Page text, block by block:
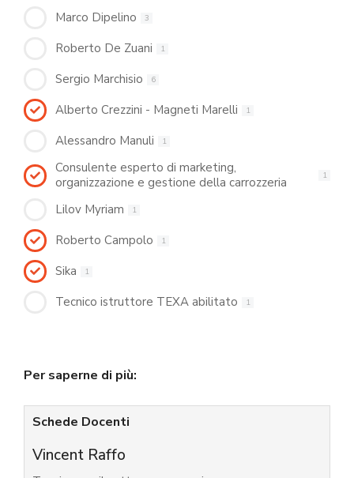
Marco Dipelino 3
Roberto De Zuani 1
Sergio Marchisio 6
Alberto Crezzini - Magneti Marelli 1
Alessandro Manuli 1
Consulente esperto di marketing,
organizzazione e gestione della carrozzeria
1
Lilov Myriam 1
Roberto Campolo 1
Sika 1
Tecnico istruttore TEXA abilitato 1
Per saperne di più:
Schede Docenti
Vincent Raffo